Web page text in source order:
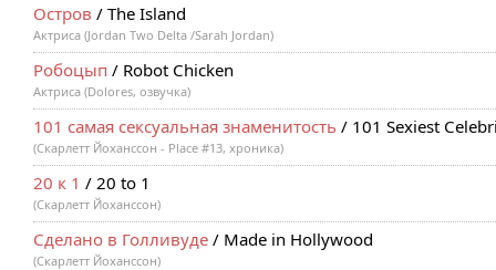
Остров / The Island
Актриса (Jordan Two Delta /Sarah Jordan)
Робоцып / Robot Chicken
Актриса (Dolores, озвучка)
101 самая сексуальная знаменитость / 101 Sexiest
(Скарлетт Йоханссон - Place #13, хроника)
20 к 1 / 20 to 1
(Скарлетт Йоханссон)
Сделано в Голливуде / Made in Hollywood
(Скарлетт Йоханссон)